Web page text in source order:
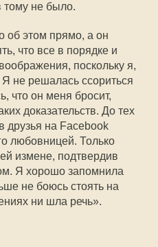
тому не было.
об этом прямо, а он
что все в порядке и
поскольку я,
не решалась ссориться
что он меня бросит,
доказательств. До тех
друзья на Faсebook
любовницей. Только
измене, подтвердив
Я хорошо запомнила
не боюсь стоять на
ни шла речь».